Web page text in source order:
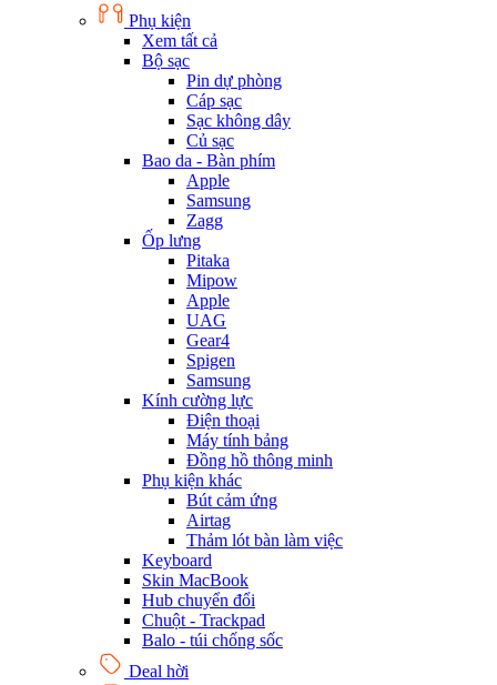
Phụ kiện
Xem tất cả
Bộ sạc
Pin dự phòng
Cáp sạc
Sạc không dây
Củ sạc
Bao da - Bàn phím
Apple
Samsung
Zagg
Ốp lưng
Pitaka
Mipow
Apple
UAG
Gear4
Spigen
Samsung
Kính cường lực
Điện thoại
Máy tính bảng
Đồng hồ thông minh
Phụ kiện khác
Bút cảm ứng
Airtag
Thảm lót bàn làm việc
Keyboard
Skin MacBook
Hub chuyển đổi
Chuột - Trackpad
Balo - túi chống sốc
Deal hời